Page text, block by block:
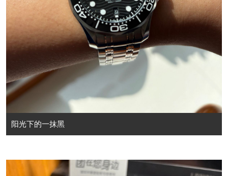
阳光下的一抹黑